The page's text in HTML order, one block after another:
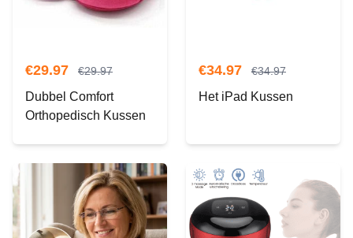
€29.97 €29.97
Dubbel Comfort
Orthopedisch Kussen
€34.97 €34.97
Het iPad Kussen